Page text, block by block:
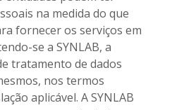
na medida do que
fornecer os serviços em
se a SYNLAB, a
tratamento de dados
nos termos
aplicável. A SYNLAB